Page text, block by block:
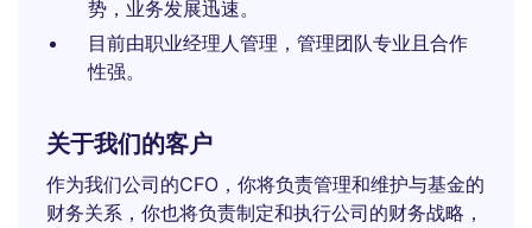
势，业务发展迅速。
目前由职业经理人管理，管理团队专业且合作
性强。
关于我们的客户
作为我们公司的CFO，你将负责管理和维护与基金的
财务关系，你也将负责制定和执行公司的财务战略，